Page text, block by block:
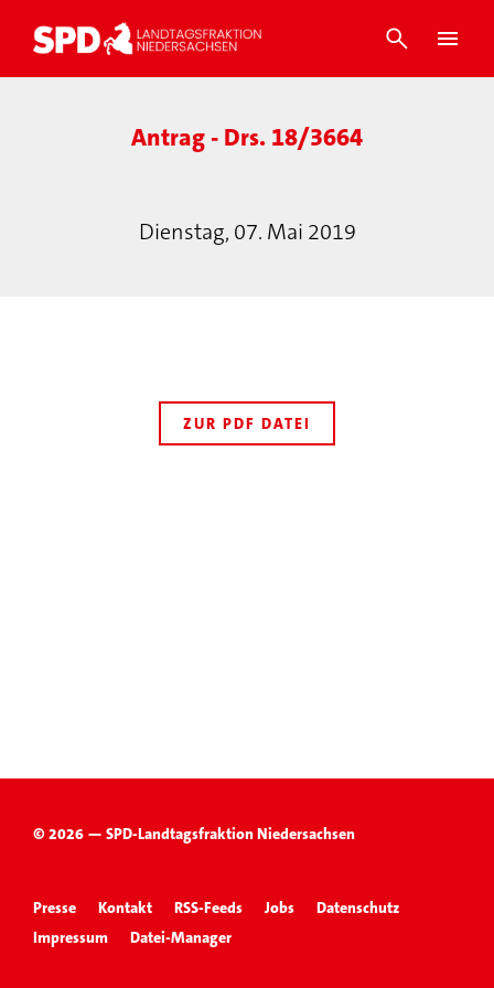
Antrag - Drs. 18/3664
Dienstag, 07. Mai 2019
ZUR PDF DATEI
© 2026 — SPD-Landtagsfraktion Niedersachsen
Presse Kontakt RSS-Feeds Jobs
Datenschutz
Impressum
Datei-Manager